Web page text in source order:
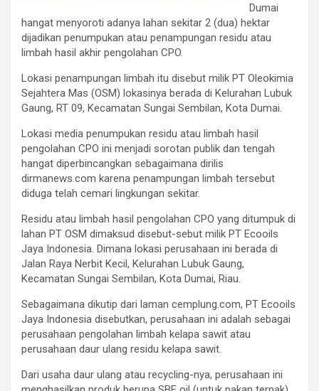
Dumai
hangat menyoroti adanya lahan sekitar 2 (dua) hektar
dijadikan penumpukan atau penampungan residu atau
limbah hasil akhir pengolahan CPO.
Lokasi penampungan limbah itu disebut milik PT Oleokimia
Sejahtera Mas (OSM) lokasinya berada di Kelurahan Lubuk
Gaung, RT 09, Kecamatan Sungai Sembilan, Kota Dumai.
Lokasi media penumpukan residu atau limbah hasil
pengolahan CPO ini menjadi sorotan publik dan tengah
hangat diperbincangkan sebagaimana dirilis
dirmanews.com karena penampungan limbah tersebut
diduga telah cemari lingkungan sekitar.
Residu atau limbah hasil pengolahan CPO yang ditumpuk di
lahan PT OSM dimaksud disebut-sebut milik PT Ecooils
Jaya Indonesia. Dimana lokasi perusahaan ini berada di
Jalan Raya Nerbit Kecil, Kelurahan Lubuk Gaung,
Kecamatan Sungai Sembilan, Kota Dumai, Riau.
Sebagaimana dikutip dari laman cemplung.com, PT Ecooils
Jaya Indonesia disebutkan, perusahaan ini adalah sebagai
perusahaan pengolahan limbah kelapa sawit atau
perusahaan daur ulang residu kelapa sawit.
Dari usaha daur ulang atau recycling-nya, perusahaan ini